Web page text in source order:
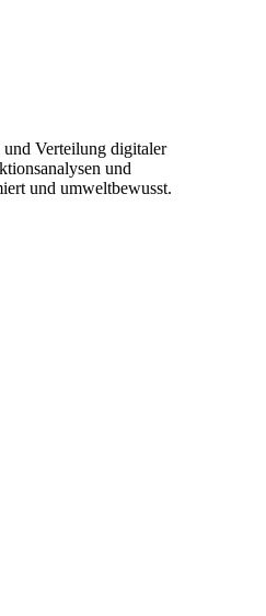
Verteilung digitaler
und
und umweltbewusst.